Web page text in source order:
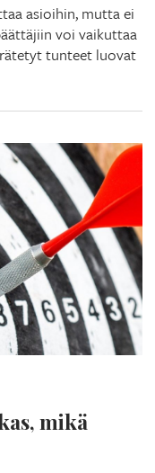
asioihin, mutta ei
voi vaikuttaa
tunteet luovat
mikä